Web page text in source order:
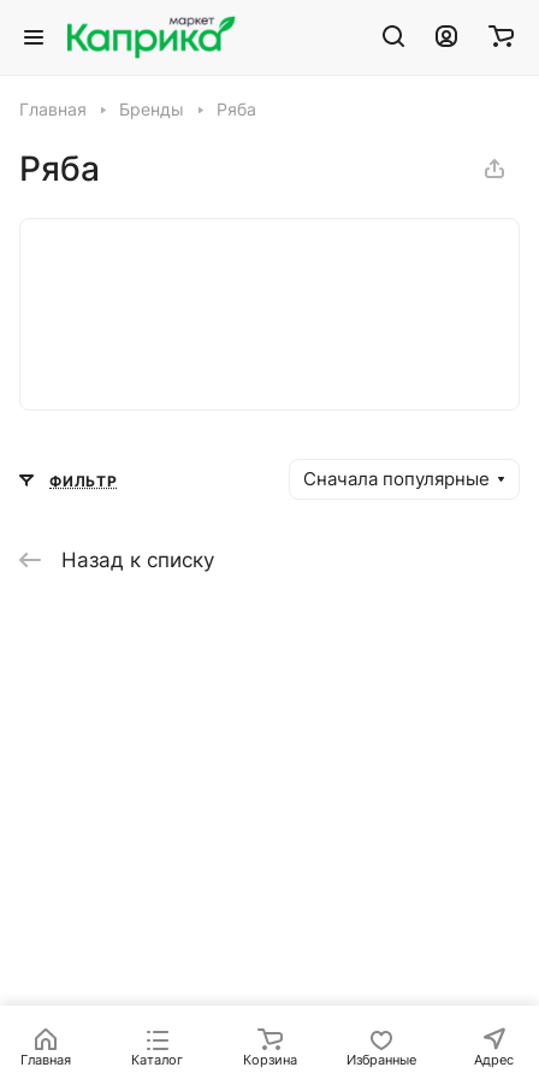
Главная Бренды Ряба
Ряба
ФИЛЬТР Сначала популярные
Назад к списку
Главная Каталог Корзина Избранные Адрес